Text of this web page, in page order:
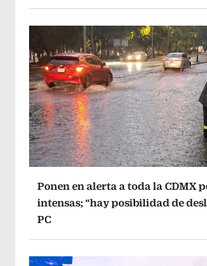
Ponen en alerta a toda la CDMX
intensas; “hay posibilidad de
PC